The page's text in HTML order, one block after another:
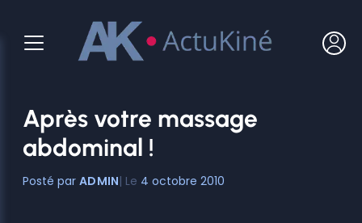
contenu
Après votre massage
abdominal !
ADMIN 4 octobre 2010